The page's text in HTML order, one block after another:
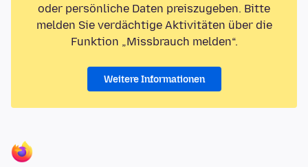
oder persönliche Daten preiszugeben. Bitte
melden Sie verdächtige Aktivitäten über die
Funktion „Missbrauch melden“.
Weitere Informationen